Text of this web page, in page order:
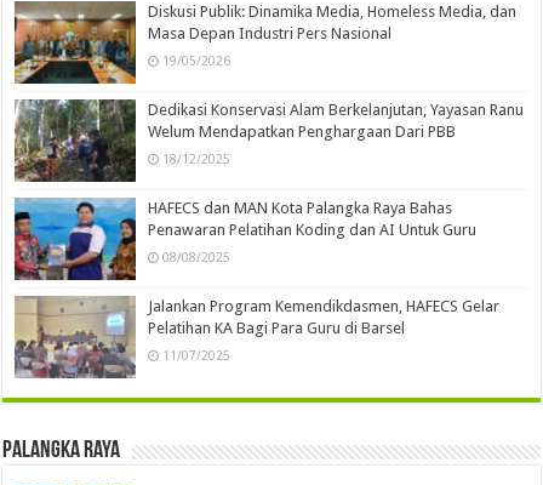
Diskusi Publik: Dinamika Media, Homeless Media, dan
Masa Depan Industri Pers Nasional
19/05/2026
Dedikasi Konservasi Alam Berkelanjutan, Yayasan Ranu
Welum Mendapatkan Penghargaan Dari PBB
18/12/2025
HAFECS dan MAN Kota Palangka Raya Bahas
Penawaran Pelatihan Koding dan AI Untuk Guru
08/08/2025
Jalankan Program Kemendikdasmen, HAFECS Gelar
Pelatihan KA Bagi Para Guru di Barsel
11/07/2025
Palangka Raya